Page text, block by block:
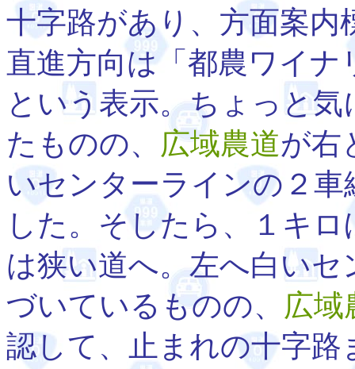
十字路があり、方面案内
直進方向は「都農ワイナ
という表示。ちょっと気
たものの、 広域農道が右
いセンターラインの２
した。そしたら、１キ
は狭い道へ。左へ白い
づいているものの、 広域
認して、止まれの十字